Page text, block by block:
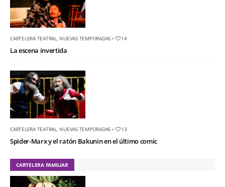
CARTELERA TEATRAL NUEVAS TEMPORADAS • 14
La escena invertida
CARTELERA TEATRAL NUEVAS TEMPORADAS • 13
Spider-Marx y el ratón Bakunin en el último comic
CARTELERA FAMILIAR